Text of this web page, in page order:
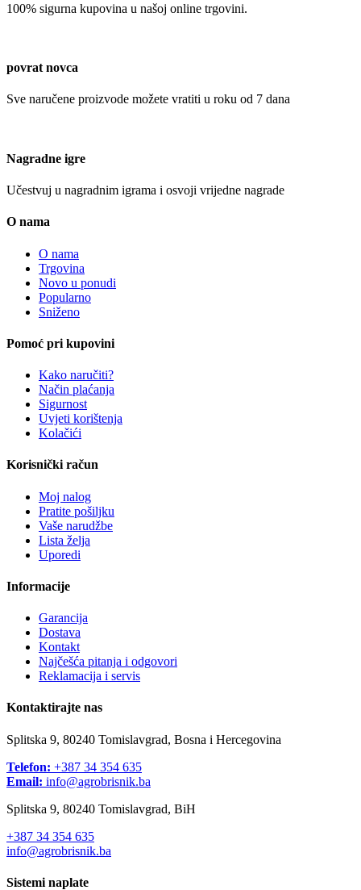
100% sigurna kupovina u našoj online trgovini.
povrat novca
Sve naručene proizvode možete vratiti u roku od 7 dana
Nagradne igre
Učestvuj u nagradnim igrama i osvoji vrijedne nagrade
O nama
O nama
Trgovina
Novo u ponudi
Popularno
Sniženo
Pomoć pri kupovini
Kako naručiti?
Način plaćanja
Sigurnost
Uvjeti korištenja
Kolačići
Korisnički račun
Moj nalog
Pratite pošiljku
Vaše narudžbe
Lista želja
Uporedi
Informacije
Garancija
Dostava
Kontakt
Najčešća pitanja i odgovori
Reklamacija i servis
Kontaktirajte nas
Splitska 9, 80240 Tomislavgrad, Bosna i Hercegovina
Telefon: +387 34 354 635
Email: info@agrobrisnik.ba
Splitska 9, 80240 Tomislavgrad, BiH
+387 34 354 635
info@agrobrisnik.ba
Sistemi naplate